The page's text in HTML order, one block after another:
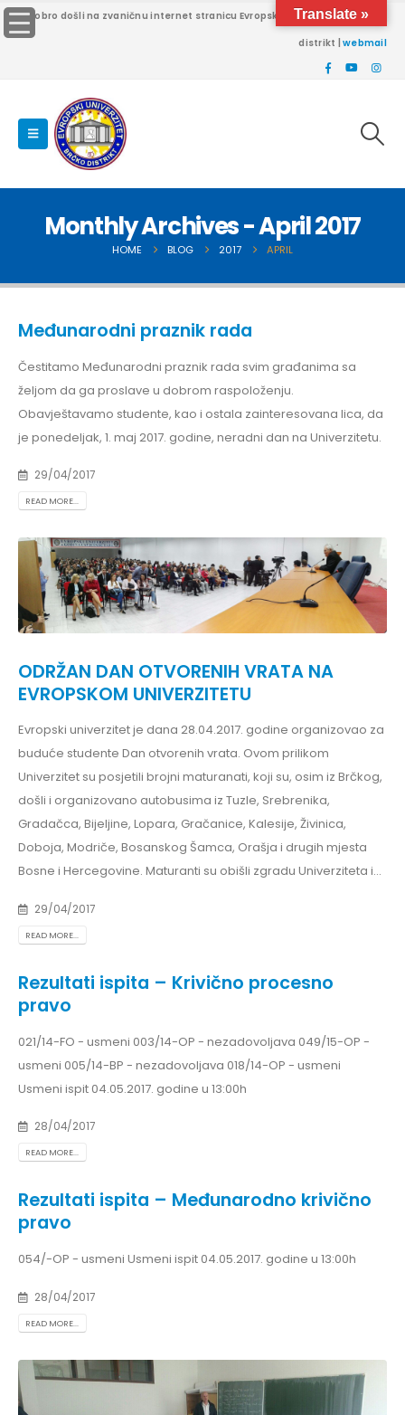
Dobro došli na zvaničnu internet stranicu Evropskog univerziteta Brčko
distrikt |webmail
Monthly Archives - April 2017
HOME BLOG 2017 APRIL
Međunarodni praznik rada
Čestitamo Međunarodni praznik rada svim građanima sa
željom da ga proslave u dobrom raspoloženju.
Obavještavamo studente, kao i ostala zainteresovana lica, da
je ponedeljak, 1. maj 2017. godine, neradni dan na Univerzitetu.
29/04/2017
READ MORE...
ODRŽAN DAN OTVORENIH VRATA NA
EVROPSKOM UNIVERZITETU
Evropski univerzitet je dana 28.04.2017. godine organizovao za
buduće studente Dan otvorenih vrata. Ovom prilikom
Univerzitet su posjetili brojni maturanati, koji su, osim iz Brčkog,
došli i organizovano autobusima iz Tuzle, Srebrenika,
Gradačca, Bijeljine, Lopara, Gračanice, Kalesije, Živinica,
Doboja, Modriče, Bosanskog Šamca, Orašja i drugih mjesta
Bosne i Hercegovine. Maturanti su obišli zgradu Univerziteta i...
29/04/2017
READ MORE...
Rezultati ispita – Krivično procesno
pravo
021/14-FO - usmeni 003/14-OP - nezadovoljava 049/15-OP -
usmeni 005/14-BP - nezadovoljava 018/14-OP - usmeni
Usmeni ispit 04.05.2017. godine u 13:00h
28/04/2017
READ MORE...
Rezultati ispita – Međunarodno krivično
pravo
054/-OP - usmeni Usmeni ispit 04.05.2017. godine u 13:00h
28/04/2017
READ MORE...
Translate »